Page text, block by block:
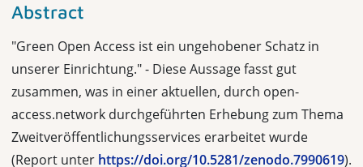
Abstract
"Green Open Access ist ein ungehobener Schatz in
unserer Einrichtung." - Diese Aussage fasst gut
zusammen, was in einer aktuellen, durch open-
access.network durchgeführten Erhebung zum Thema
Zweitveröffentlichungsservices erarbeitet wurde
(Report unter https://doi.org/10.5281/zenodo.7990619).